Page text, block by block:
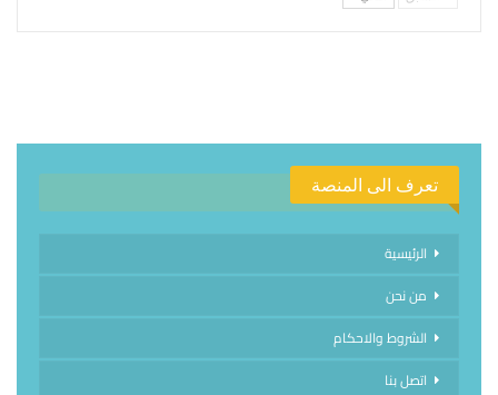
تعرف الى المنصة
الرئيسية
من نحن
الشروط والاحكام
اتصل بنا